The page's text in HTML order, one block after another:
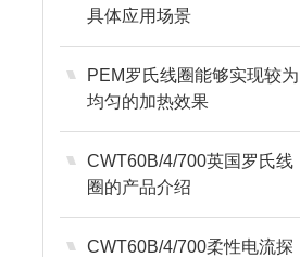
具体应用场景
PEM罗氏线圈能够实现较为
均匀的加热效果
CWT60B/4/700英国罗氏线
圈的产品介绍
CWT60B/4/700柔性电流探